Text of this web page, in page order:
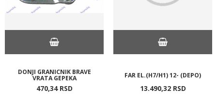
DONJI GRANICNIK BRAVE
VRATA GEPEKA
470,34 RSD
FAR EL.(H7/H1) 12- (DEPO)
13.490,32 RSD